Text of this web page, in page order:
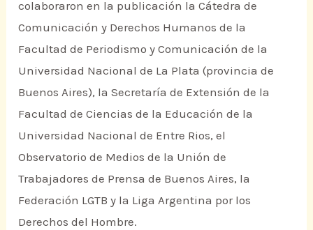
colaboraron en la publicación la Cátedra de
Comunicación y Derechos Humanos de la
Facultad de Periodismo y Comunicación de la
Universidad Nacional de La Plata (provincia de
Buenos Aires), la Secretaría de Extensión de la
Facultad de Ciencias de la Educación de la
Universidad Nacional de Entre Rios, el
Observatorio de Medios de la Unión de
Trabajadores de Prensa de Buenos Aires, la
Federación LGTB y la Liga Argentina por los
Derechos del Hombre.